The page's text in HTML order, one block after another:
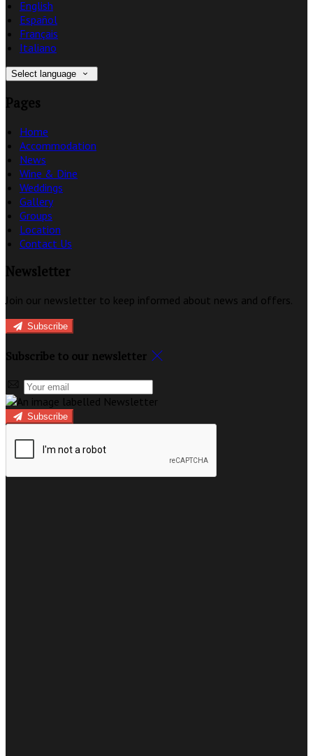
English
Español
Français
Italiano
Select language
Pages
Home
Accommodation
News
Wine & Dine
Weddings
Gallery
Groups
Location
Contact Us
Newsletter
Join our newsletter to keep informed about news and offers.
Subscribe
Subscribe to our newsletter
Subscribe